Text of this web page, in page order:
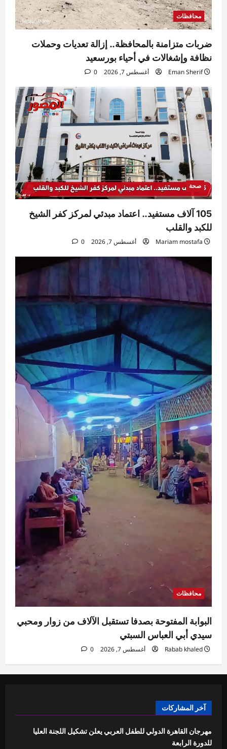
محافظات
ضربات متزامنة بالمحافظة.. إزالة تعديات وحملات
نظافة وإشغالات في أحياء بورسعيد
Eman Sherif أغسطس 7, 2026 0
صحة
105 آلاف مستفيد.. اعتماد مبدئي لمركز كفر الشيخ
للكبد والقلب
Mariam mostafa أغسطس 7, 2026 0
محافظات
البوابة المفتوحة بصدفا تستقبل الآلاف من زوار ومحبي
سيدي أبي العباس السبتي
Rabab khaled أغسطس 7, 2026 0
آخر المشاركات
مهرجان القاهرة الدولي للطفل العربي يعلن تشكيل اللجنة العليا
للدورة الرابعة